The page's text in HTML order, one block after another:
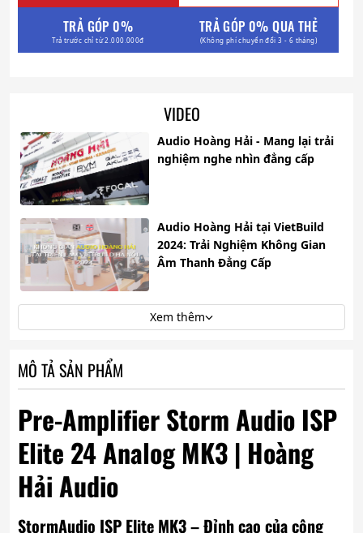
TRẢ GÓP 0%
Trả trước chỉ từ 2.000.000đ
TRẢ GÓP 0% QUA THẺ
(Không phí chuyển đổi 3 - 6 tháng)
VIDEO
Audio Hoàng Hải - Mang lại trải
nghiệm nghe nhìn đẳng cấp
Audio Hoàng Hải tại VietBuild
2024: Trải Nghiệm Không Gian
Âm Thanh Đẳng Cấp
Xem thêm
MÔ TẢ SẢN PHẨM
Pre-Amplifier Storm Audio ISP
Elite 24 Analog MK3 | Hoàng
Hải Audio
StormAudio ISP Elite MK3 – Đỉnh cao của công